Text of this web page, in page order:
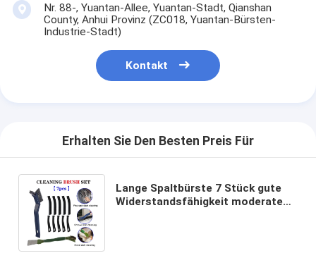
Nr. 88-, Yuantan-Allee, Yuantan-Stadt, Qianshan
County, Anhui Provinz (ZC018, Yuantan-Bürsten-
Industrie-Stadt)
Kontakt
Erhalten Sie Den Besten Preis Für
Lange Spaltbürste 7 Stück gute
Widerstandsfähigkeit moderate